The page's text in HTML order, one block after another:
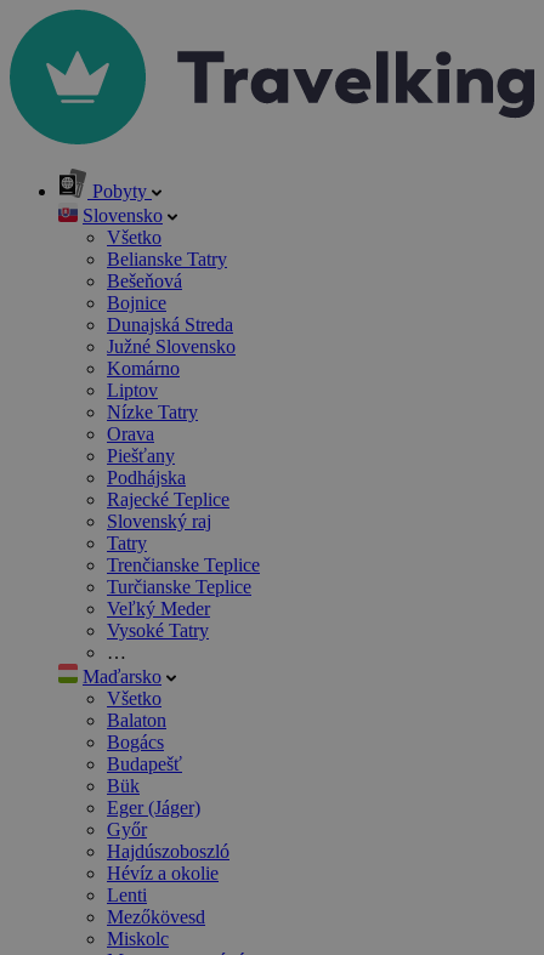
Pobyty
Slovensko
Všetko
Belianske Tatry
Bešeňová
Bojnice
Dunajská Streda
Južné Slovensko
Komárno
Liptov
Nízke Tatry
Orava
Piešťany
Podhájska
Rajecké Teplice
Slovenský raj
Tatry
Trenčianske Teplice
Turčianske Teplice
Veľký Meder
Vysoké Tatry
…
Maďarsko
Všetko
Balaton
Bogács
Budapešť
Bük
Eger (Jáger)
Győr
Hajdúszoboszló
Hévíz a okolie
Lenti
Mezőkövesd
Miskolc